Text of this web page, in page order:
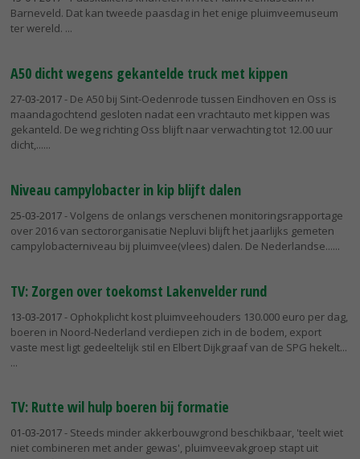
Barneveld. Dat kan tweede paasdag in het enige pluimveemuseum
ter wereld.
A50 dicht wegens gekantelde truck met kippen
27-03-2017- De A50 bij Sint-Oedenrode tussen Eindhoven en Oss is
maandagochtend gesloten nadat een vrachtauto met kippen was
gekanteld. De weg richting Oss blijft naar verwachting tot 12.00 uur
dicht,...
Niveau campylobacter in kip blijft dalen
25-03-2017- Volgens de onlangs verschenen monitoringsrapportage
over 2016 van sectororganisatie Nepluvi blijft het jaarlijks gemeten
campylobacterniveau bij pluimvee(vlees) dalen. De Nederlandse...
TV: Zorgen over toekomst Lakenvelder rund
13-03-2017- Ophokplicht kost pluimveehouders 130.000 euro per dag,
boeren in Noord-Nederland verdiepen zich in de bodem, export
vaste mest ligt gedeeltelijk stil en Elbert Dijkgraaf van de SPG hekelt...
TV: Rutte wil hulp boeren bij formatie
01-03-2017- Steeds minder akkerbouwgrond beschikbaar, 'teelt wiet
niet combineren met ander gewas', pluimveevakgroep stapt uit